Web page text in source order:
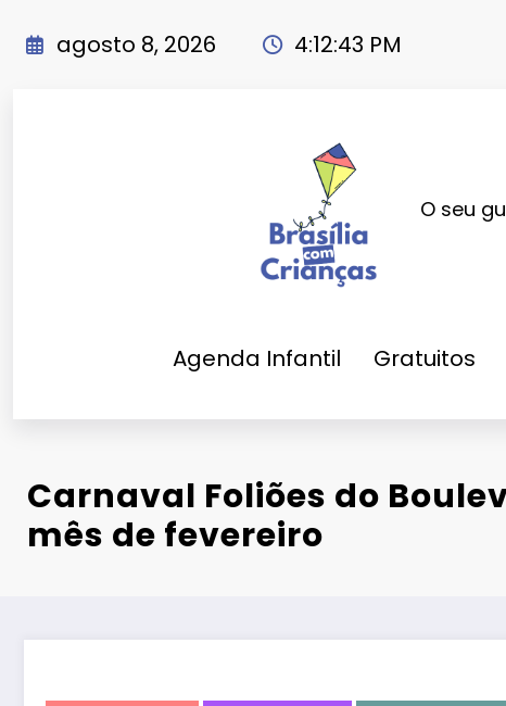
para
agosto 8, 2026 4:12:44 PM
O seu
Agenda Infantil Gratuitos
Carnaval Foliões do
mês de fevereiro